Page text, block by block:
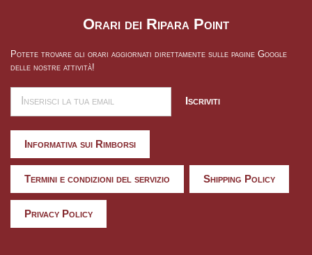
Orari dei Ripara Point
Potete trovare gli orari aggiornati direttamente sulle pagine Google
delle nostre attività!
Iscriviti
Informativa sui Rimborsi
Termini e condizioni del servizio Shipping Policy
Privacy Policy